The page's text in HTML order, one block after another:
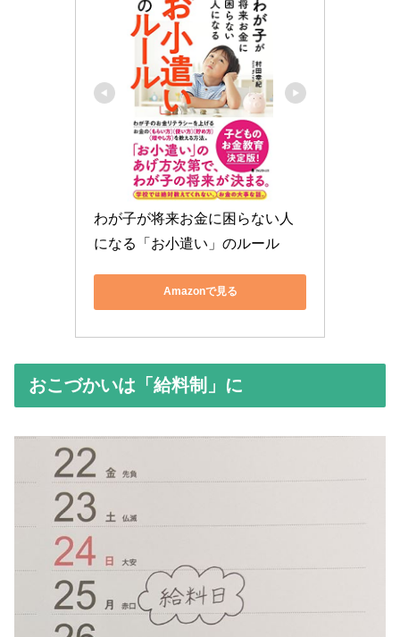
わが子が将来お金に困らない人
になる「お小遣い」のルール
Amazonで見る
おこづかいは「給料制」に